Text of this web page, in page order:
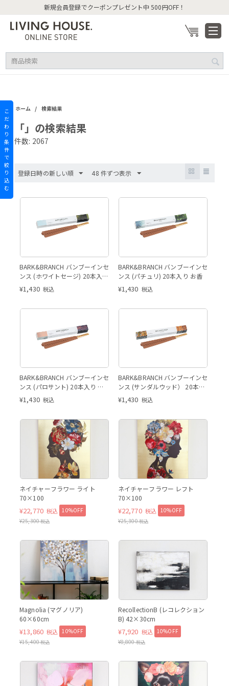
新規会員登録でクーポンプレゼント中 500円OFF！
ホーム / 検索結果
こ
だ
わ
り
条
件
で
絞
り
込
む
「」の検索結果
件数: 2067
登録日時の新しい順 48 件ずつ表示
BARK&BRANCH バンブーインセ
ンス (ホワイトセージ) 20本入り
お香
¥1,430 税込
BARK&BRANCH バンブーインセ
ンス (パチュリ) 20本入り お香
¥1,430 税込
BARK&BRANCH バンブーインセ
ンス (パロサント) 20本入り お
香
¥1,430 税込
BARK&BRANCH バンブーインセ
ンス (サンダルウッド） 20本入
り お香
¥1,430 税込
ネイチャーフラワー ライト
70×100
¥22,770 税込 10%OFF
¥25,300税込
ネイチャーフラワー レフト
70×100
¥22,770 税込 10%OFF
¥25,300税込
Magnolia (マグノリア)
60×60cm
¥13,860 税込 10%OFF
¥15,400税込
RecollectionB (レコレクション
B) 42×30cm
¥7,920 税込 10%OFF
¥8,800税込
ミックス